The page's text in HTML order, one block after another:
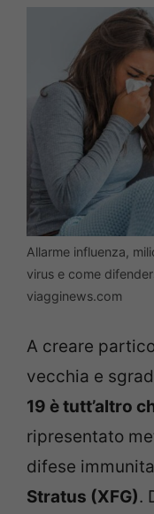
Allarme influenza,
virus e come
viagginews.com
A creare
vecchia e
19 è tutt’altro
ripresentato
difese
Stratus (XFG).